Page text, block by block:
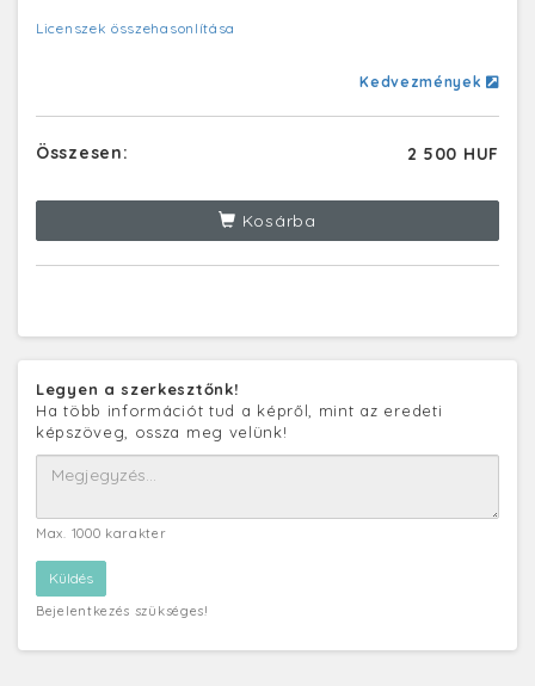
Licenszek összehasonlítása
Kedvezmények
Összesen: 2 500 HUF
Kosárba
Legyen a szerkesztőnk!
Ha több információt tud a képről, mint az eredeti
képszöveg, ossza meg velünk!
Max. 1000 karakter
Bejelentkezés szükséges!